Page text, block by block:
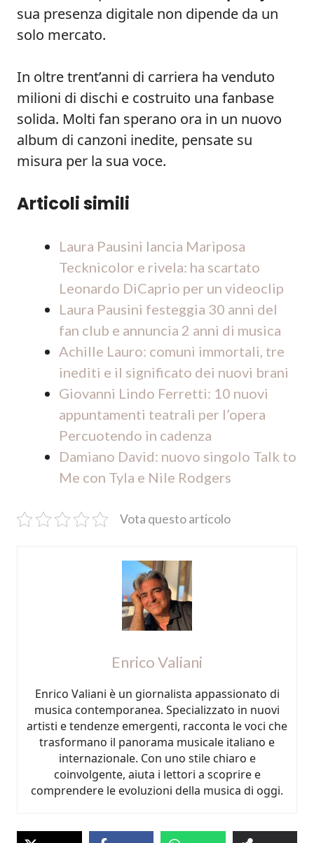
sua presenza digitale non dipende da un
solo mercato.
In oltre trent’anni di carriera ha venduto
milioni di dischi e costruito una fanbase
solida. Molti fan sperano ora in un nuovo
album di canzoni inedite, pensate su
misura per la sua voce.
Articoli simili
Laura Pausini lancia Mariposa
Tecknicolor e rivela: ha scartato
Leonardo DiCaprio per un videoclip
Laura Pausini festeggia 30 anni del
fan club e annuncia 2 anni di musica
Achille Lauro: comuni immortali, tre
inediti e il significato dei nuovi brani
Giovanni Lindo Ferretti: 10 nuovi
appuntamenti teatrali per l’opera
Percuotendo in cadenza
Damiano David: nuovo singolo Talk to
Me con Tyla e Nile Rodgers
Vota questo articolo
Enrico Valiani
Enrico Valiani è un giornalista appassionato di
musica contemporanea. Specializzato in nuovi
artisti e tendenze emergenti, racconta le voci che
trasformano il panorama musicale italiano e
internazionale. Con uno stile chiaro e
coinvolgente, aiuta i lettori a scoprire e
comprendere le evoluzioni della musica di oggi.